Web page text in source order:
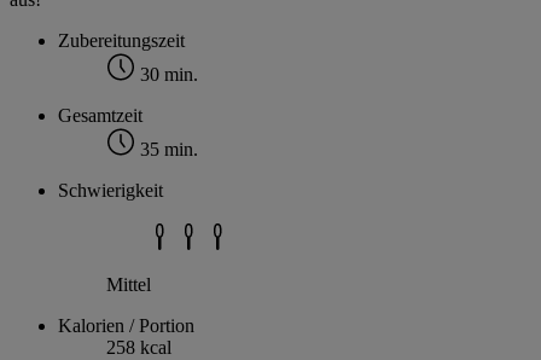
Zubereitungszeit
30 min.
Gesamtzeit
35 min.
Schwierigkeit
Mittel
Kalorien / Portion
258 kcal